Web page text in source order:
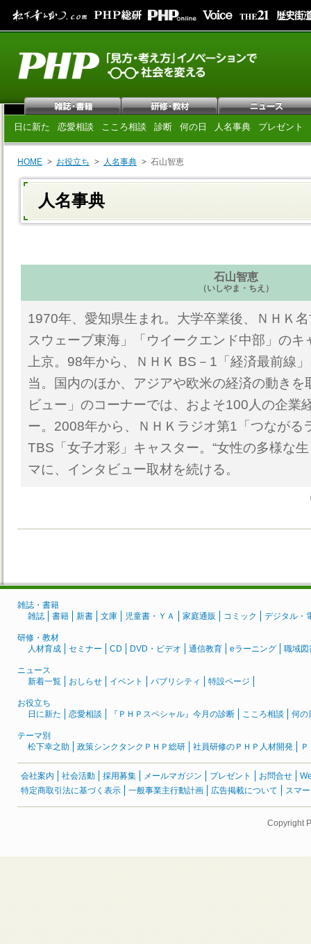
日に新た 恋愛相談 こころ相談 診断 何の日 人名事典 プレゼント
HOME お役立ち 人名事典 石山智恵
人名事典
石山智恵
（いしやま・ちえ）
1970年、愛知県生まれ。大学卒業後、ＮＨＫ
スウェーブ東海」「ウイークエンド中部」のキ
上京。98年から、ＮＨＫ BS－1「経済最前線
当。国内のほか、アジアや欧米の経済の動きを
ビュー」のコーナーでは、およそ100人の企業
ー。2008年から、ＮＨＫラジオ第1「つながる
TBS「女子才彩」キャスター。“女性の多様な
マに、インタビュー取材を続ける。
雑誌・書籍
雑誌
書籍 新書 文庫 児童書・ＹＡ 家庭通販 コミック デジタル・
研修・教材
人材育成
セミナー CD DVD・ビデオ 通信教育 eラーニング 職域図
ニュース
新着一覧
おしらせ イベント パブリシティ 特設ページ
お役立ち
日に新た
恋愛相談 『ＰＨＰスペシャル』今月の診断 こころ相談 何の
テーマ別
松下幸之助
政策シンクタンクＰＨＰ総研 社員研修のＰＨＰ人材開発
会社案内 社会活動 採用募集 メールマガジン プレゼント お問合せ
特定商取引法に基づく表示
一般事業主行動計画 広告掲載について スマ
Copyright